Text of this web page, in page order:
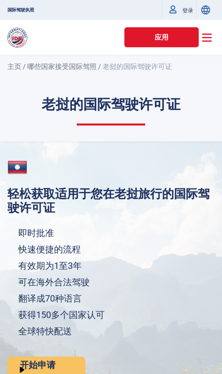
国际驾驶执照 登录
应用
主页 /哪些国家接受国际驾照 /老挝的国际驾驶许可证
老挝的国际驾驶许可证
轻松获取适用于您在老挝旅行的国际驾
驶许可证
即时批准
快速便捷的流程
有效期为1至3年
可在海外合法驾驶
翻译成70种语言
获得150多个国家认可
全球特快配送
开始申请